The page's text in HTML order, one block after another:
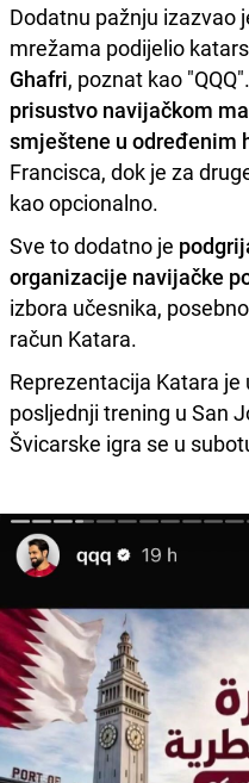
Dodatnu pažnju izazvao
mrežama podijelio
Ghafri, poznat kao
prisustvo navijačkom
smještene u određenim
Francisca, dok je za
kao opcionalno.
Sve to dodatno je
organizacije navijačke
izbora učesnika,
račun Katara.
Reprezentacija Katara
posljednji trening u San
Švicarske igra se u